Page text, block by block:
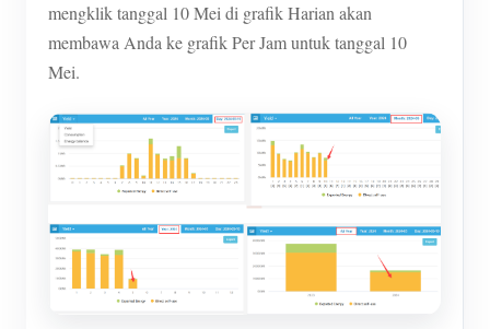
mengklik tanggal 10 Mei di grafik Harian akan
membawa Anda ke grafik Per Jam untuk tanggal 10
Mei.